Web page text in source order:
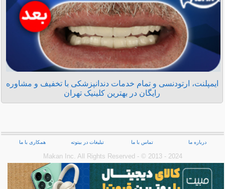
ایمپلنت، ارتودنسی و تمام خدمات دندانپزشکی با تخفیف و مشاوره
رایگان در بهترین کلینیک تهران
درباره ما تماس با ما تبلیغات در بیتوته همکاری با ما
Makan Inc.‎ All Rights Reserved - © 2013 - 2024